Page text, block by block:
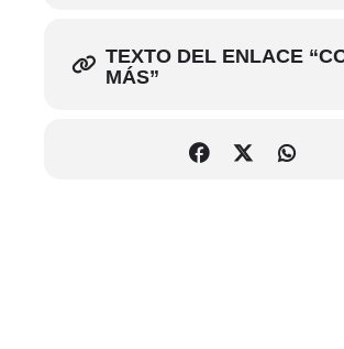
$80 entrada general
TEXTO DEL ENLACE
MÁS”